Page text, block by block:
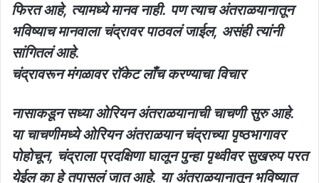
फिरत आहे, त्यामध्ये मानव नाही. पण त्याच अंतराळयानातून
भविष्याच मानवाला चंद्रावर पाठवलं जाईल, असंही त्यांनी
सांगितलं आहे.
चंद्रावरून मंगळावर रॉकेट लाँच करण्याचा विचार
नासाकडून सध्या ओरियन अंतराळयानाची चाचणी सुरु आहे.
या चाचणीमध्ये ओरियन अंतराळयान चंद्राच्या पृष्ठभागावर
पोहोचून, चंद्राला प्रदक्षिणा घालून पुन्हा पृथ्वीवर सुखरुप परत
येईल का हे तपासलं जात आहे. या अंतराळयानातून भविष्यात